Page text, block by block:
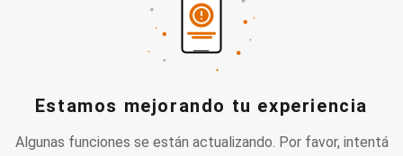
Estamos mejorando tu experiencia
Algunas funciones se están actualizando. Por favor, intentá